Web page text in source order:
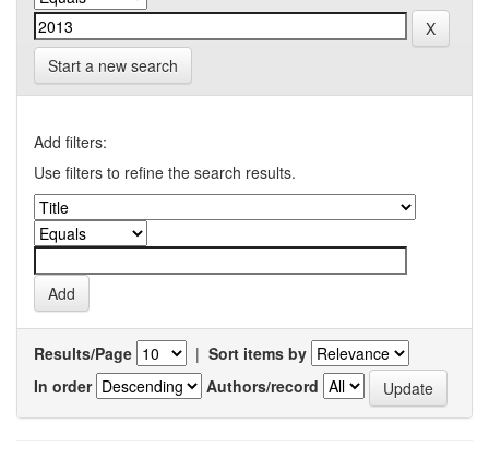
Start a new search
Add filters:
Use filters to refine the search results.
Results/Page | Sort items by
In order
Authors/record